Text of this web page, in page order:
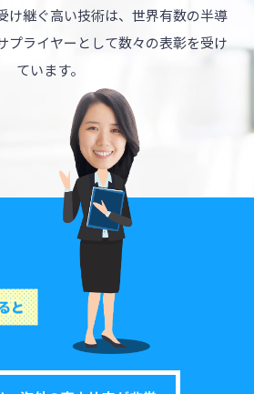
け継ぐ高い技術は、世界有数の半導
プライヤーとして数々の表彰を受け
ています。